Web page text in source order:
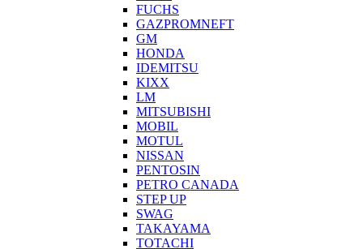
FUCHS
GAZPROMNEFT
GM
HONDA
IDEMITSU
KIXX
LM
MITSUBISHI
MOBIL
MOTUL
NISSAN
PENTOSIN
PETRO CANADA
STEP UP
SWAG
TAKAYAMA
TOTACHI